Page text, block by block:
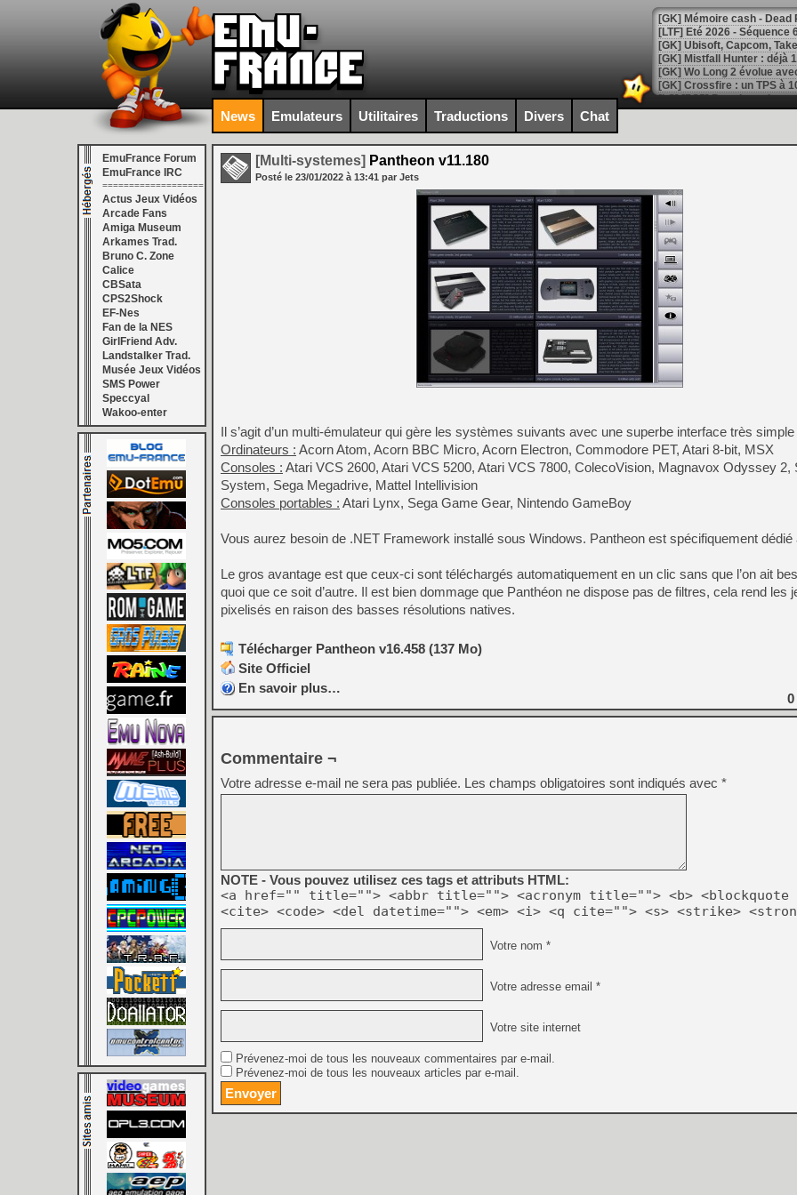
[LTF] Eté 2026 - Séquence
[GK] Mistfall Hunter : déjà
[GK] Wo Long 2 évolue
[GK] Crossfire : un TPS à
[LS] [PS5] Premiers
[Mo5] DOOM arrive en
[GK] Bethesda fête les 30
[GK] Roblox : l'action en
[GK] Agenda - GeForce
[GK] Devolver Digital en a
[LS] [PS5] ps5-y2jb-
[GK] Pourquoi Marvel
[GK] Test : Restory : Chill
[GK] GTA 6 : Rockstar
[GK] Hot Wheels Infinite
[GK] Mémoire cash -
[GK] Résultats Nintendo :
[GK] Déjà des
[Mo5] Brickboy cherche à
[GK] Minecraft et ses «
[GK] Beast of
[GK] Ubisoft : fin de partie
[GK] Mémoire cash -
[GK] Dan Houser (GTA)
[GK] Comment EA Sports
[GK] Crimson Moon : un
[GK] Isle of Reveries : le
[GK] Moonlighter 2 : The
[GK] Capcom relance
[GK] Guillermo del Toro
News Emulateurs Utilitaires Traductions Divers Chat
EmuFrance Forum
EmuFrance IRC
===================
Actus Jeux Vidéos
Arcade Fans
Amiga Museum
Arkames Trad.
Bruno C. Zone
Calice
CBSata
CPS2Shock
EF-Nes
Fan de la NES
GirlFriend Adv.
Landstalker Trad.
Musée Jeux Vidéos
SMS Power
Speccyal
Wakoo-enter
[Multi-systemes] Pantheon v11.180
Posté le 23/01/2022 à 13:41 par Jets
Il s’agit d’un multi-émulateur qui gère les systèmes suivants avec une superbe interface très simple
Ordinateurs : Acorn Atom, Acorn BBC Micro, Acorn Electron, Commodore PET, Atari 8-bit, MSX
Consoles : Atari VCS 2600, Atari VCS 5200, Atari VCS 7800, ColecoVision, Magnavox Odyssey 2,
System, Sega Megadrive, Mattel Intellivision
Consoles portables : Atari Lynx, Sega Game Gear, Nintendo GameBoy
Vous aurez besoin de .NET Framework installé sous Windows. Pantheon est spécifiquement dédié
Le gros avantage est que ceux-ci sont téléchargés automatiquement en un clic sans que l’on ait
quoi que ce soit d’autre. Il est bien dommage que Panthéon ne dispose pas de filtres, cela rend les
pixelisés en raison des basses résolutions natives.
Télécharger Pantheon v16.458 (137 Mo)
Site Officiel
En savoir plus…
0
Commentaire ¬
Votre adresse e-mail ne sera pas publiée. Les champs obligatoires sont indiqués avec *
NOTE - Vous pouvez utilisez ces tags et attributs HTML:
<a href="" title=""> <abbr title=""> <acronym title=""> <b> <blockquote
<cite> <code> <del datetime=""> <em> <i> <q cite=""> <s> <strike>
Votre nom *
Votre adresse email *
Votre site internet
Prévenez-moi de tous les nouveaux commentaires par e-mail.
Prévenez-moi de tous les nouveaux articles par e-mail.